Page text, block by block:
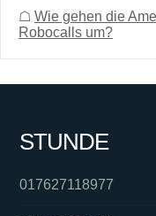
☖ Wie gehen die
Robocalls um?
STUNDE
017627118977